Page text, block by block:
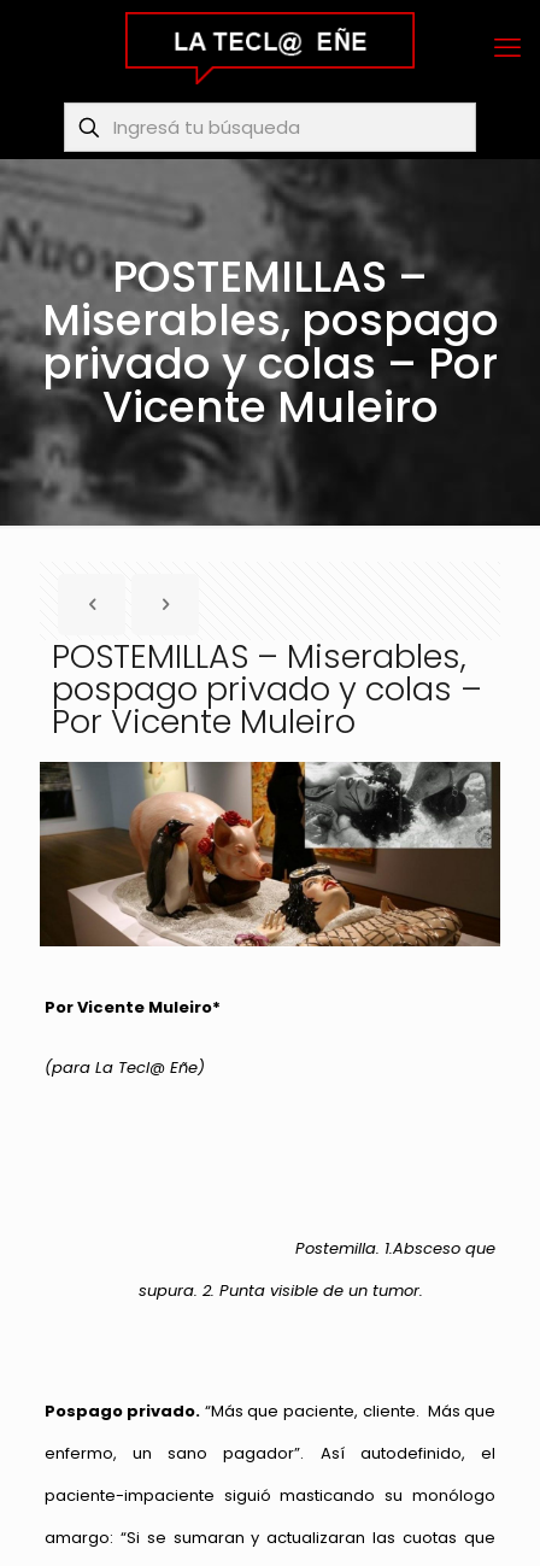
POSTEMILLAS –
Miserables, pospago
privado y colas – Por
Vicente Muleiro
POSTEMILLAS – Miserables,
pospago privado y colas –
Por Vicente Muleiro
Por Vicente Muleiro*
(para La Tecl@ Eñe)
Postemilla. 1.Absceso que
supura. 2. Punta visible de un tumor.
Pospago privado. “Más que paciente, cliente. Más que
enfermo, un sano pagador”. Así autodefinido, el
paciente-impaciente siguió masticando su monólogo
amargo: “Si se sumaran y actualizaran las cuotas que